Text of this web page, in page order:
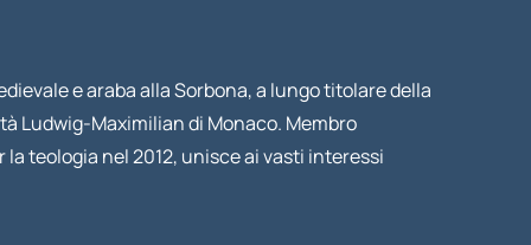
e araba alla Sorbona, a lungo titolare della
Ludwig-Maximilian di Monaco. Membro
teologia nel 2012, unisce ai vasti interessi